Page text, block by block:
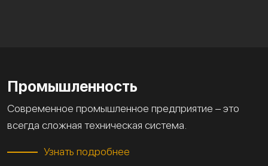
Промышленность
Современное промышленное предприятие – это
всегда сложная техническая система.
Узнать подробнее